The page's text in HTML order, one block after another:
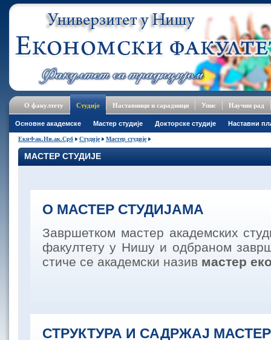
О факултету Студије Наставници и сарадници Упис Научни рад
Основне академске Мастер студије Докторске студије Наставни
ЕкнФак.Ни.ак.Срб Студије Мастер студије
МАСТЕР СТУДИЈЕ
О МАСТЕР СТУДИЈАМА
Завршетком мастер академских
факултету у Нишу и одбраном
стиче се академски назив мастер
СТРУКТУРА И САДРЖАЈ